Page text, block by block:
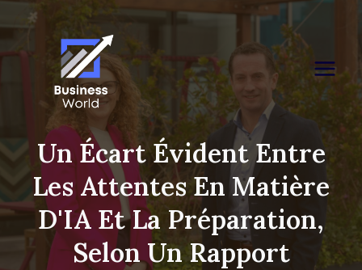
to
content
Un Écart Évident Entre
Les Attentes En Matière
D'IA Et La Préparation,
Selon Un Rapport